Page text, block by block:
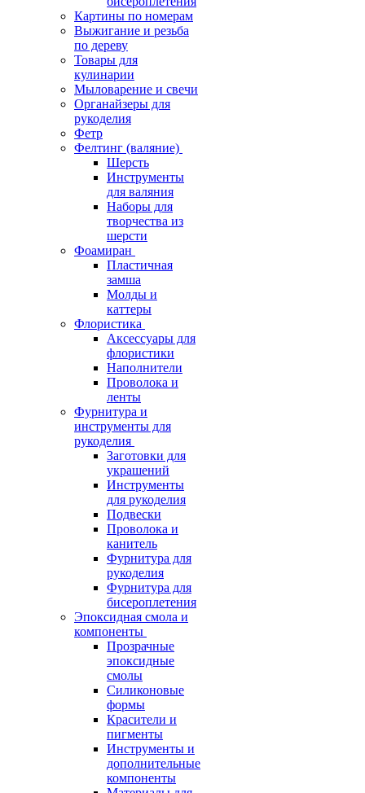
Картины по номерам
Выжигание и резьба
по дереву
Товары для
кулинарии
Мыловарение и свечи
Органайзеры для
рукоделия
Фетр
Фелтинг (валяние)
Шерсть
Инструменты
для валяния
Наборы для
творчества из
шерсти
Фоамиран
Пластичная
замша
Молды и
каттеры
Флористика
Аксессуары для
флористики
Наполнители
Проволока и
ленты
Фурнитура и
инструменты для
рукоделия
Заготовки для
украшений
Инструменты
для рукоделия
Подвески
Проволока и
канитель
Фурнитура для
рукоделия
Фурнитура для
бисероплетения
Эпоксидная смола и
компоненты
Прозрачные
эпоксидные
смолы
Силиконовые
формы
Красители и
пигменты
Инструменты и
дополнительные
компоненты